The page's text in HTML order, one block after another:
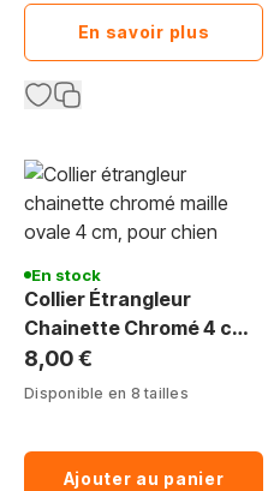
En savoir plus
En stock
Collier Étrangleur
Chainette Chromé 4 cm :
Dressage & Expo Canine
8,00 €
Disponible en 8 tailles
Ajouter au panier